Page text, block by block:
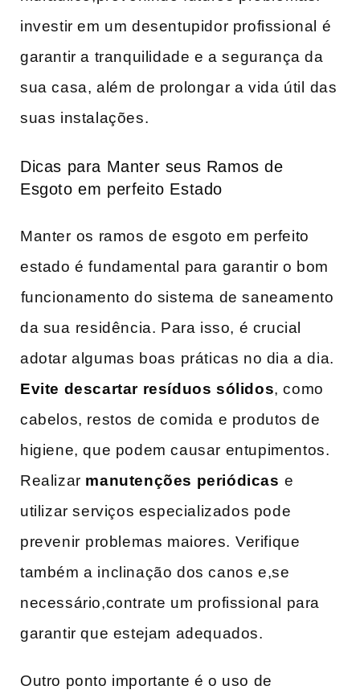
investir em um desentupidor​ profissional é
garantir a tranquilidade e a‍ segurança da
sua casa, além de prolongar a vida útil ⁤das
suas instalações.
Dicas para Manter seus Ramos de
Esgoto em perfeito Estado
Manter ⁢os ramos de esgoto em perfeito
estado é fundamental para‌ garantir o bom
⁤funcionamento do sistema de saneamento
da sua⁢ residência. Para isso, é crucial
adotar algumas boas⁣ práticas no dia a dia.
Evite descartar resíduos sólidos, como
cabelos, restos‍ de comida‍ e produtos de​
higiene, que podem causar entupimentos.
Realizar manutenções periódicas ⁢e
utilizar serviços especializados pode
prevenir ⁤problemas‌ maiores. ⁤Verifique
também a inclinação dos canos e,se
necessário,contrate um profissional para
garantir​ que estejam adequados.
Outro ponto importante é​ o uso de